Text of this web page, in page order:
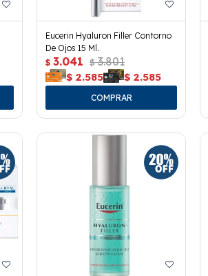
Eucerin Hyaluron Filler Contorno
De Ojos 15 Ml.
$ 3.041 $ 3.801
$ 2.585 $ 2.585